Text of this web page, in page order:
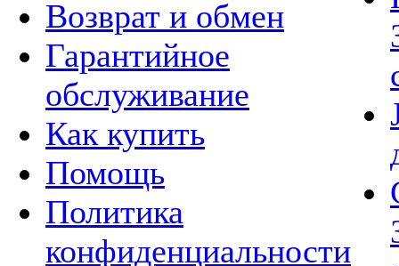
Возврат и обмен
Гарантийное
обслуживание
Как купить
Помощь
Политика
конфиденциальности